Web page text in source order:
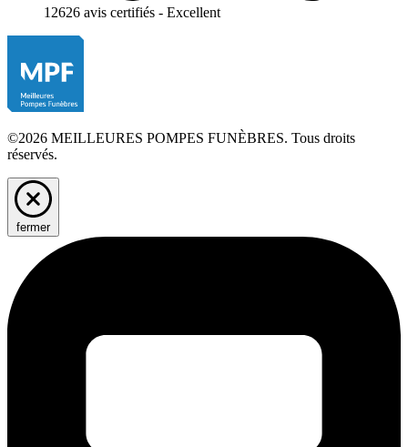
12626 avis certifiés - Excellent
©2026 MEILLEURES POMPES FUNÈBRES. Tous droits
réservés.
fermer